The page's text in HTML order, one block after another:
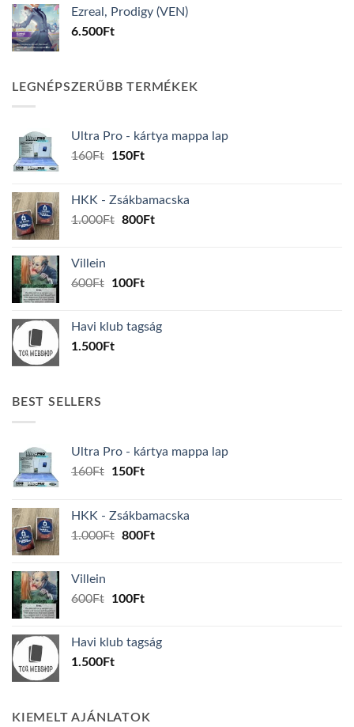
Ezreal, Prodigy (VEN)
6.500Ft
LEGNÉPSZERŰBB TERMÉKEK
Ultra Pro - kártya mappa lap
160Ft
Original
160Ft.
150FtCurrent
150Ft.
HKK - Zsákbamacska
1.000Ft Original
800FtCurrent
Villein
600Ft
Original
600Ft.
100FtCurrent
100Ft.
Havi klub tagság
1.500Ft
BEST SELLERS
Ultra Pro - kártya mappa lap
160Ft
Original
160Ft.
150FtCurrent
150Ft.
HKK - Zsákbamacska
1.000Ft Original
800FtCurrent
Villein
600Ft
Original
600Ft.
100FtCurrent
100Ft.
Havi klub tagság
1.500Ft
KIEMELT AJÁNLATOK